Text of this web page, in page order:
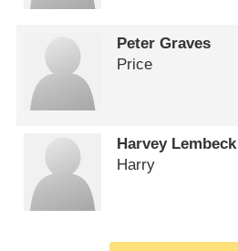
Peter Graves
Price
Harvey Lembeck
Harry